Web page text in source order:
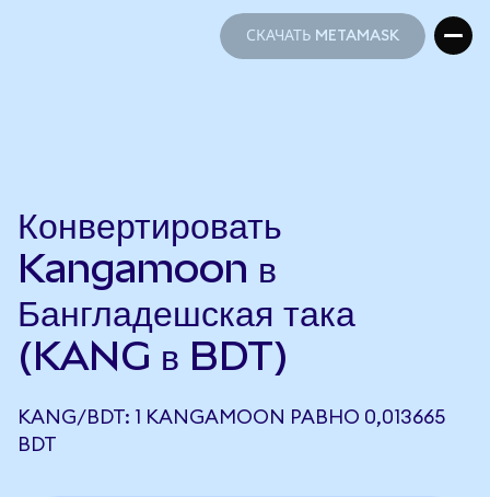
СКАЧАТЬ METAMASK
Конвертировать
Kangamoon в
Бангладешская така
(KANG в BDT)
KANG/BDT: 1 KANGAMOON РАВНО 0,013665
BDT